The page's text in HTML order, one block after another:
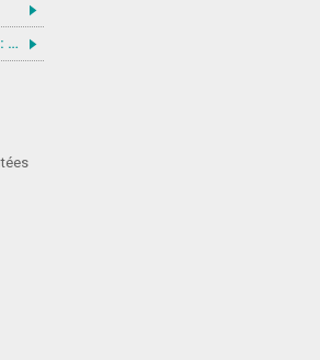
Collection scientifique : Gastrotricha